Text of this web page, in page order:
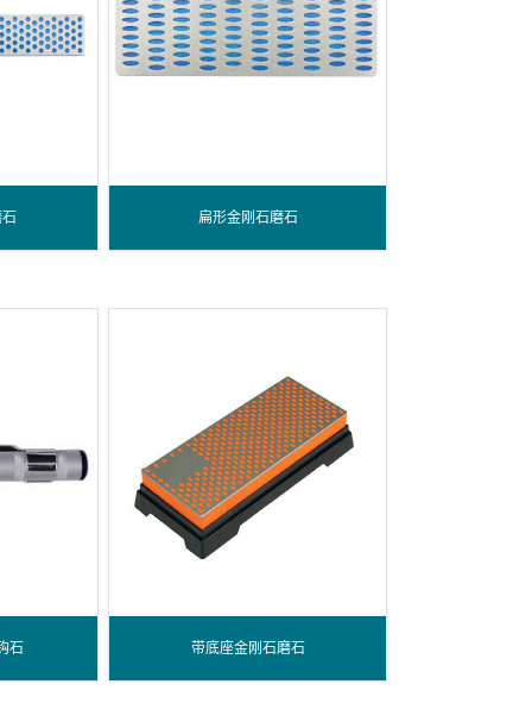
扁形金刚石磨石
石 带底座金刚石磨石